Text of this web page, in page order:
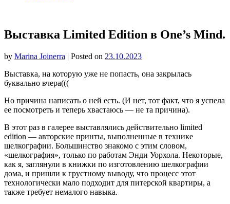
Выставка Limited Edition в One’s Mind.
by Marina Joinerra | Posted on 23.10.2023
Выставка, на которую уже не попасть, она закрылась
буквально вчера(((
Но причина написать о ней есть. (И нет, тот факт, что я успела
ее посмотреть и теперь хвастаюсь — не та причина).
В этот раз в галерее выставлялись действительно limited
edition — авторские принты, выполненные в технике
шелкографии. Большинство знакомо с этим словом,
«шелкография», только по работам Энди Уорхола. Некоторые,
как я, заглянули в книжки по изготовлению шелкографии
дома, и пришли к грустному выводу, что процесс этот
технологически мало подходит для питерской квартиры, а
также требует немалого навыка.